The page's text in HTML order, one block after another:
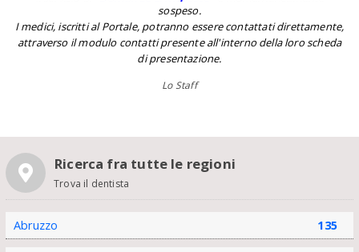
sospeso.
I medici, iscritti al Portale, potranno essere contattati direttamente,
attraverso il modulo contatti presente all'interno della loro scheda
di presentazione.
Lo Staff
Ricerca fra tutte le regioni
Trova il dentista
Abruzzo 135